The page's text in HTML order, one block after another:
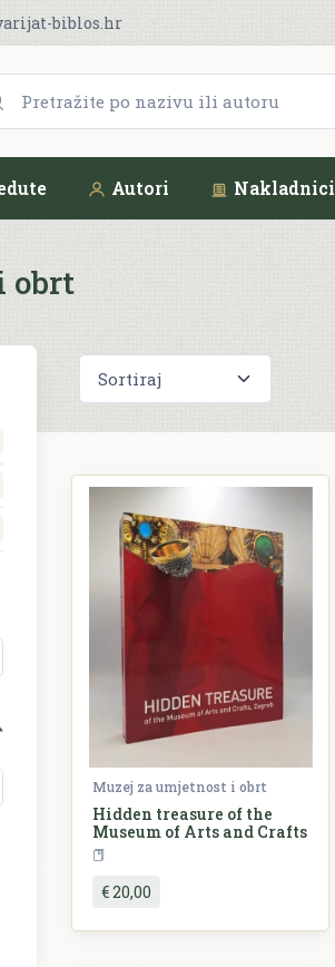
biblos.hr
Autori Nakladnici
obrt
Muzej za umjetnost i obrt
Hidden treasure of the
Museum of Arts and Crafts
€ 20,00